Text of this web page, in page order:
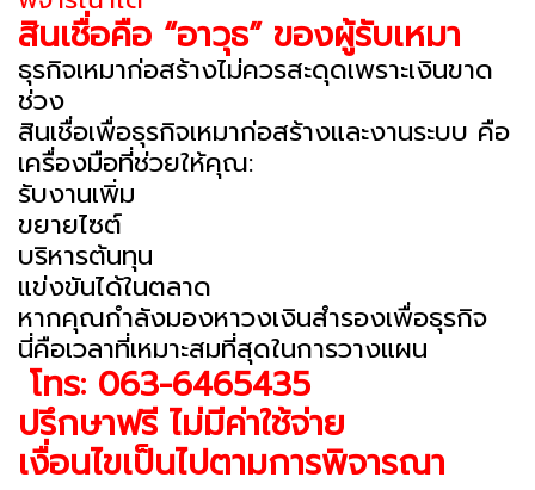
สินเชื่อคือ “อาวุธ” ของผู้รับเหมา
ธุรกิจเหมาก่อสร้างไม่ควรสะดุดเพราะเงินขาด
ช่วง
สินเชื่อเพื่อธุรกิจเหมาก่อสร้างและงานระบบ คือ
เครื่องมือที่ช่วยให้คุณ:
รับงานเพิ่ม
ขยายไซต์
บริหารต้นทุน
แข่งขันได้ในตลาด
หากคุณกำลังมองหาวงเงินสำรองเพื่อธุรกิจ
นี่คือเวลาที่เหมาะสมที่สุดในการวางแผน
โทร: 063-6465435
ปรึกษาฟรี ไม่มีค่าใช้จ่าย
เงื่อนไขเป็นไปตามการพิจารณา